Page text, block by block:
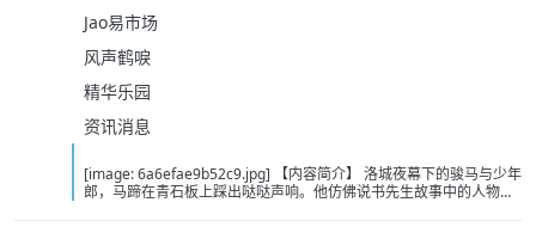
Jao易市场
风声鹤唳
精华乐园
资讯消息
[image: 6a6efae9b52c9.jpg] 【内容简介】 洛城夜幕下的骏马与少年
郎，马蹄在青石板上踩出哒哒声响。他仿佛说书先生故事中的人物，